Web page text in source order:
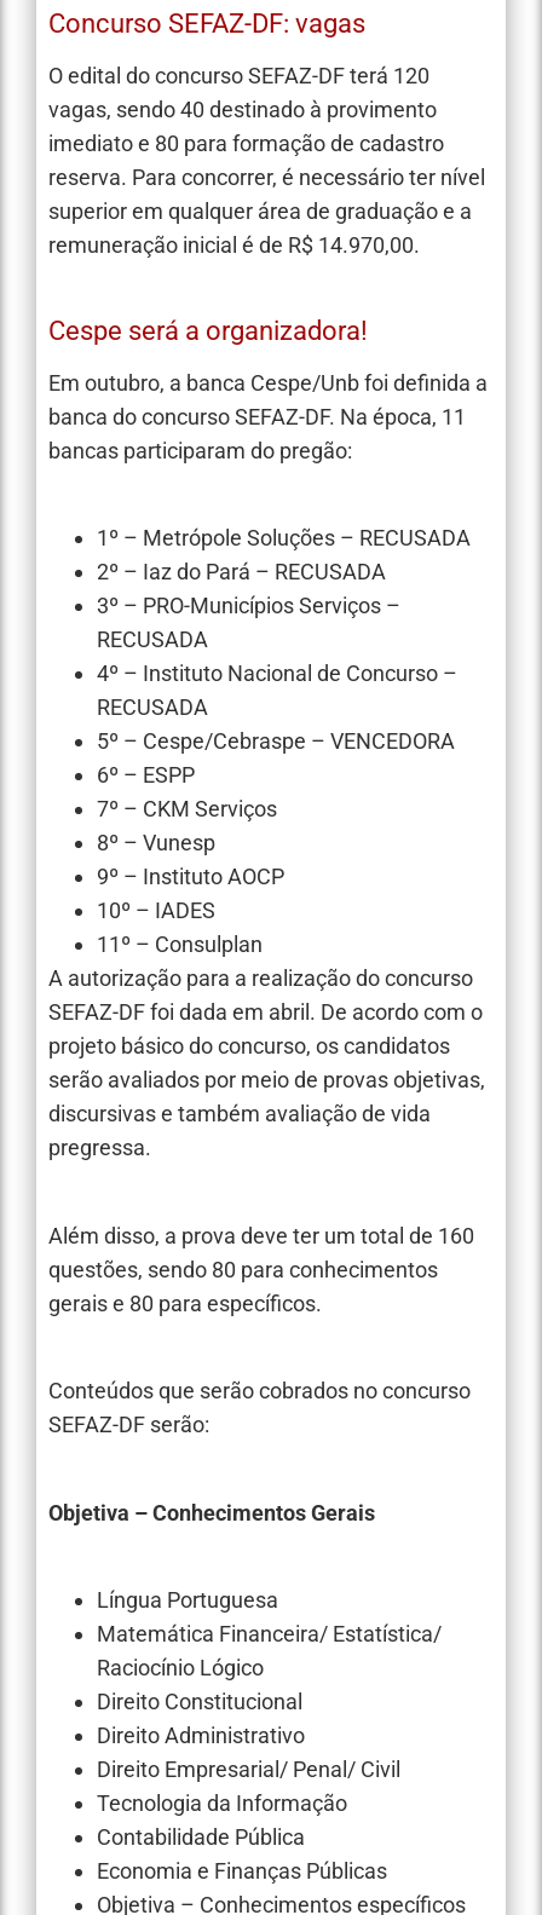
Concurso SEFAZ-DF: vagas
O edital do concurso SEFAZ-DF terá 120
vagas, sendo 40 destinado à provimento
imediato e 80 para formação de cadastro
reserva. Para concorrer, é necessário ter nível
superior em qualquer área de graduação e a
remuneração inicial é de R$ 14.970,00.
Cespe será a organizadora!
Em outubro, a banca Cespe/Unb foi definida a
banca do concurso SEFAZ-DF. Na época, 11
bancas participaram do pregão:
1º – Metrópole Soluções – RECUSADA
2º – Iaz do Pará – RECUSADA
3º – PRO-Municípios Serviços –
RECUSADA
4º – Instituto Nacional de Concurso –
RECUSADA
5º – Cespe/Cebraspe – VENCEDORA
6º – ESPP
7º – CKM Serviços
8º – Vunesp
9º – Instituto AOCP
10º – IADES
11º – Consulplan
A autorização para a realização do concurso
SEFAZ-DF foi dada em abril. De acordo com o
projeto básico do concurso, os candidatos
serão avaliados por meio de provas objetivas,
discursivas e também avaliação de vida
pregressa.
Além disso, a prova deve ter um total de 160
questões, sendo 80 para conhecimentos
gerais e 80 para específicos.
Conteúdos que serão cobrados no concurso
SEFAZ-DF serão:
Objetiva – Conhecimentos Gerais
Língua Portuguesa
Matemática Financeira/ Estatística/
Raciocínio Lógico
Direito Constitucional
Direito Administrativo
Direito Empresarial/ Penal/ Civil
Tecnologia da Informação
Contabilidade Pública
Economia e Finanças Públicas
Objetiva – Conhecimentos específicos